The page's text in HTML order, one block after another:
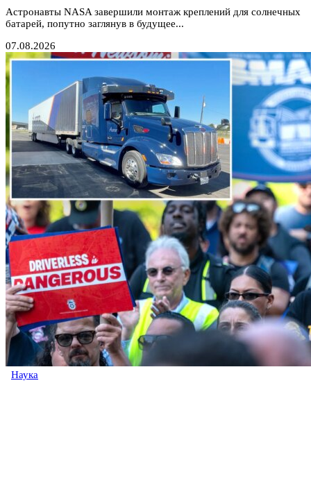
Астронавты NASA завершили монтаж креплений для солнечных
батарей, попутно заглянув в будущее...
07.08.2026
Наука